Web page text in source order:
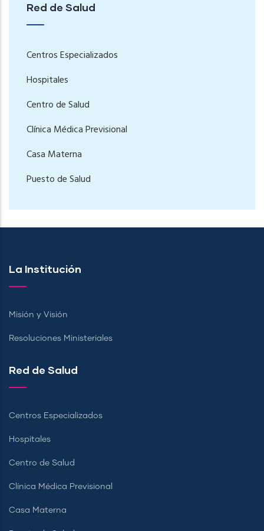
Red de Salud
Centros Especializados
Hospitales
Centro de Salud
Clínica Médica Previsional
Casa Materna
Puesto de Salud
La Institución
Misión y Visión
Resoluciones Ministeriales
Red de Salud
Centros Especializados
Hospitales
Centro de Salud
Clínica Médica Previsional
Casa Materna